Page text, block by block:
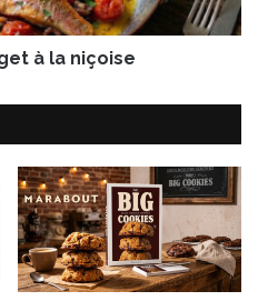
à la niçoise